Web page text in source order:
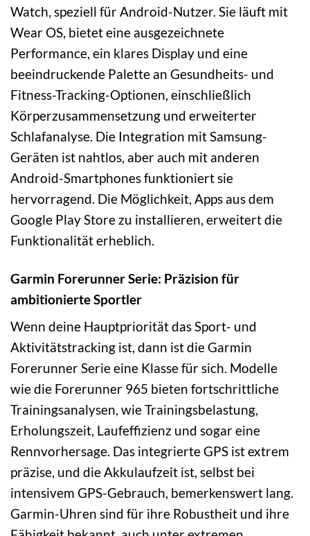
Watch, speziell für Android-Nutzer. Sie läuft mit
Wear OS, bietet eine ausgezeichnete
Performance, ein klares Display und eine
beeindruckende Palette an Gesundheits- und
Fitness-Tracking-Optionen, einschließlich
Körperzusammensetzung und erweiterter
Schlafanalyse. Die Integration mit Samsung-
Geräten ist nahtlos, aber auch mit anderen
Android-Smartphones funktioniert sie
hervorragend. Die Möglichkeit, Apps aus dem
Google Play Store zu installieren, erweitert die
Funktionalität erheblich.
Garmin Forerunner Serie: Präzision für
ambitionierte Sportler
Wenn deine Hauptpriorität das Sport- und
Aktivitätstracking ist, dann ist die Garmin
Forerunner Serie eine Klasse für sich. Modelle
wie die Forerunner 965 bieten fortschrittliche
Trainingsanalysen, wie Trainingsbelastung,
Erholungszeit, Laufeffizienz und sogar eine
Rennvorhersage. Das integrierte GPS ist extrem
präzise, und die Akkulaufzeit ist, selbst bei
intensivem GPS-Gebrauch, bemerkenswert lang.
Garmin-Uhren sind für ihre Robustheit und ihre